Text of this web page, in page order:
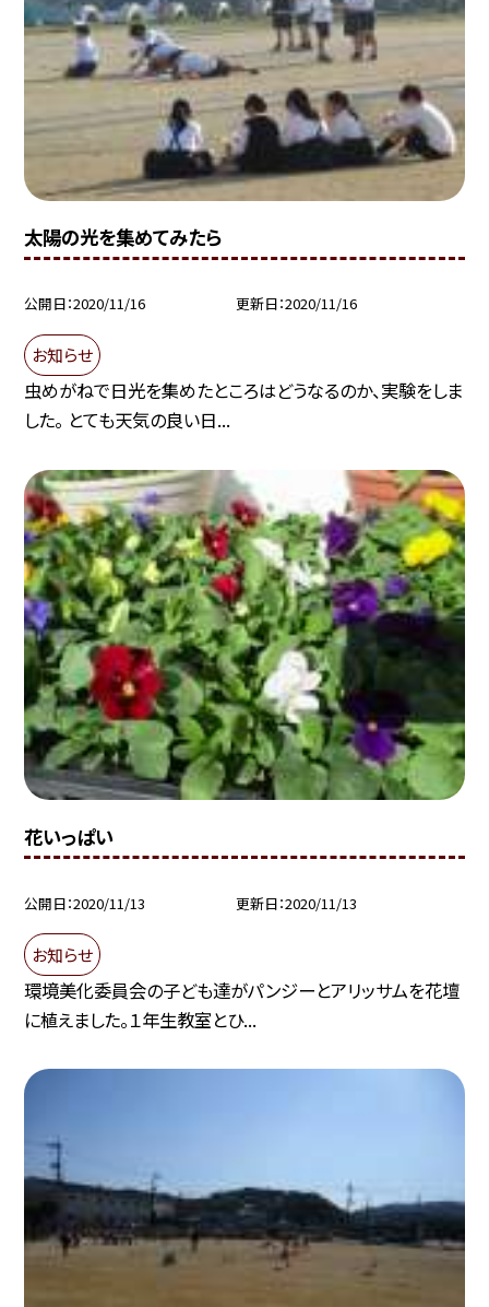
太陽の光を集めてみたら
公開日 2020/11/16 更新日 2020/11/16
お知らせ
虫めがねで日光を集めたところはどうなるのか、実験をしま
した。 とても天気の良い日...
花いっぱい
公開日 2020/11/13 更新日 2020/11/13
お知らせ
環境美化委員会の子ども達がパンジーとアリッサムを花壇
に植えました。１年生教室とひ...